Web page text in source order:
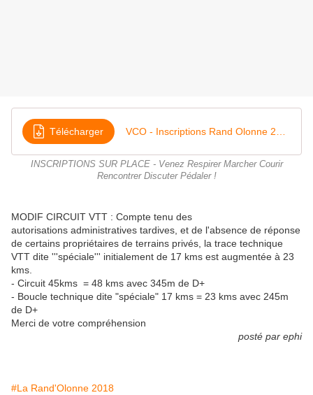
Télécharger
INSCRIPTIONS SUR PLACE - Venez Respirer Marcher Courir
Rencontrer Discuter Pédaler !
MODIF CIRCUIT VTT : Compte tenu des
autorisations administratives tardives, et de l'absence de réponse
de certains propriétaires de terrains privés, la trace technique
VTT dite '''spéciale''' initialement de 17 kms est augmentée à 23
kms.
- Circuit 45kms = 48 kms avec 345m de D+
- Boucle technique dite "spéciale" 17 kms = 23 kms avec 245m
de D+
Merci de votre compréhension
posté par ephi
#La Rand'Olonne 2018